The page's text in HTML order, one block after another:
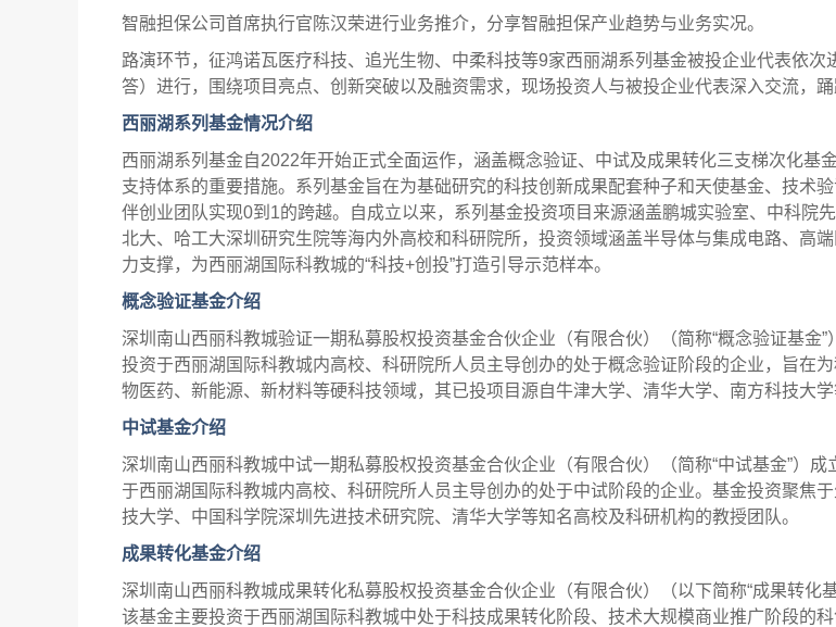
智融担保公司首席执行官陈汉荣进行业务推介，分享智融担保产业趋势与业务实况。
路演环节，征鸿诺瓦医疗科技、追光生物、中柔科技等9家西丽湖系列基金被投企业代表依次
答）进行，围绕项目亮点、创新突破以及融资需求，现场投资人与被投企业代表深入交流，踊
西丽湖系列基金情况介绍
西丽湖系列基金自2022年开始正式全面运作，涵盖概念验证、中试及成果转化三支梯次化
支持体系的重要措施。系列基金旨在为基础研究的科技创新成果配套种子和天使基金、技术
伴创业团队实现0到1的跨越。自成立以来，系列基金投资项目来源涵盖鹏城实验室、中科院
北大、哈工大深圳研究生院等海内外高校和科研院所，投资领域涵盖半导体与集成电路、高
力支撑，为西丽湖国际科教城的“科技+创投”打造引导示范样本。
概念验证基金介绍
深圳南山西丽科教城验证一期私募股权投资基金合伙企业（有限合伙）（简称“概念验证基
投资于西丽湖国际科教城内高校、科研院所人员主导创办的处于概念验证阶段的企业，旨在
物医药、新能源、新材料等硬科技领域，其已投项目源自牛津大学、清华大学、南方科技大
中试基金介绍
深圳南山西丽科教城中试一期私募股权投资基金合伙企业（有限合伙）（简称“中试基金”）
于西丽湖国际科教城内高校、科研院所人员主导创办的处于中试阶段的企业。基金投资聚焦
技大学、中国科学院深圳先进技术研究院、清华大学等知名高校及科研机构的教授团队。
成果转化基金介绍
深圳南山西丽科教城成果转化私募股权投资基金合伙企业（有限合伙）（以下简称“成果转化
该基金主要投资于西丽湖国际科教城中处于科技成果转化阶段、技术大规模商业推广阶段的